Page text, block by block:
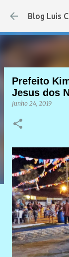
Blog Luis
Prefeito
Jesus dos
junho 24, 2019